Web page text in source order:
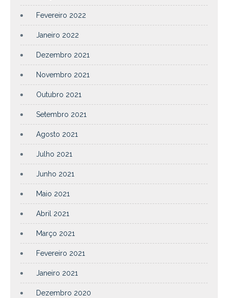
Fevereiro 2022
Janeiro 2022
Dezembro 2021
Novembro 2021
Outubro 2021
Setembro 2021
Agosto 2021
Julho 2021
Junho 2021
Maio 2021
Abril 2021
Março 2021
Fevereiro 2021
Janeiro 2021
Dezembro 2020